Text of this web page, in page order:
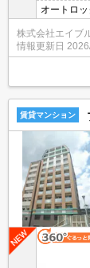
オートロ
階。買い
株式会社エイブ
情報更新日
賃貸マンション